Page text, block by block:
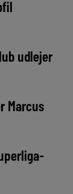
udlejer
Marcus